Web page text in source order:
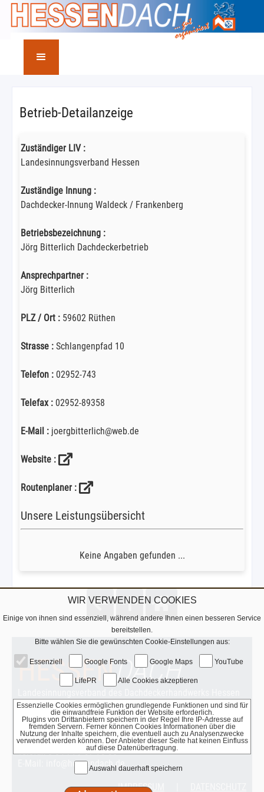
Betrieb-Detailanzeige
Zuständiger LIV :
Landesinnungsverband Hessen
Zuständige Innung :
Dachdecker-Innung Waldeck / Frankenberg
Betriebsbezeichnung :
Jörg Bitterlich Dachdeckerbetrieb
Ansprechpartner :
Jörg Bitterlich
PLZ / Ort :59602 Rüthen
Strasse :Schlangenpfad 10
Telefon :02952-743
Telefax :02952-89358
E-Mail :joergbitterlich@web.de
Website :
Routenplaner :
Unsere Leistungsübersicht
Keine Angaben gefunden ...
HESSENDACH
Waldhäuser Weg 19
35781 Weilburg
Telefon 0 64 71 / 37 93 65
Telefax 0 64 71 / 37 93 30
E-Mail: info@hessendach.de
IMPRESSUM
WIR VERWENDEN COOKIES
Einige von ihnen sind essenziell, während andere Ihnen einen besseren Service
bereitstellen.
Bitte wählen Sie die gewünschten Cookie-Einstellungen aus:
Essenziell Google Fonts Google Maps YouTube
LifePR Alle Cookies akzeptieren
Essenzielle Cookies ermöglichen grundlegende Funktionen und sind für
die einwandfreie Funktion der Website erforderlich.
Plugins von Drittanbietern speichern in der Regel Ihre IP-Adresse auf
fremden Servern. Ferner können Cookies Informationen über die
Nutzung der Inhalte speichern, die eventuell auch zu Analysenzwecke
verwendet werden können. Der Anbieter dieser Seite hat keinen Einfluss
auf diese Datenübertragung.
Auswahl dauerhaft speichern